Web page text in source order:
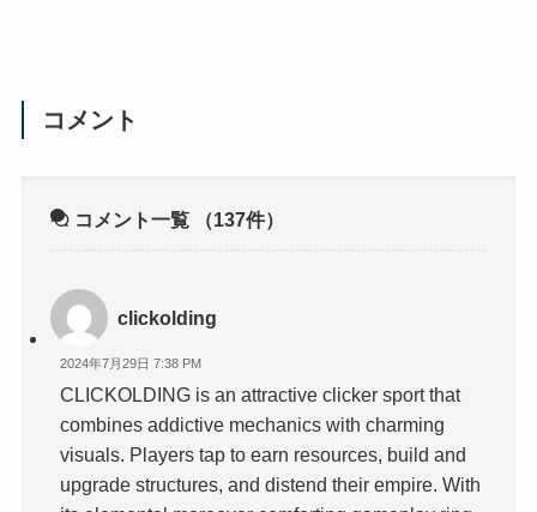
コメント
コメント一覧 （137件）
clickolding
2024年7月29日 7:38 PM
CLICKOLDING is an attractive clicker sport that
combines addictive mechanics with charming
visuals. Players tap to earn resources, build and
upgrade structures, and distend their empire. With